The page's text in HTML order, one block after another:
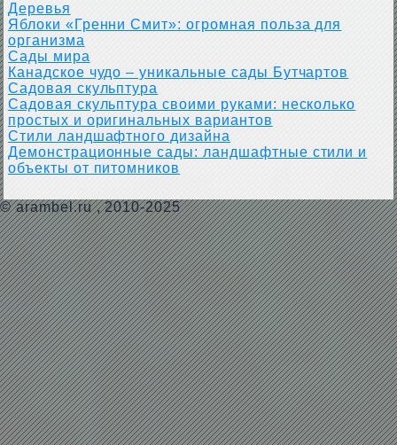
Деревья
Яблоки «Гренни Смит»: огромная польза для
организма
Сады мира
Канадское чудо – уникальные сады Бутчартов
Садовая скульптура
Садовая скульптура своими руками: несколько
простых и оригинальных вариантов
Стили ландшафтного дизайна
Демонстрационные сады: ландшафтные стили и
объекты от питомников
© arambel.ru, 2010-2025